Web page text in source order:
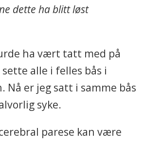
dette ha blitt løst
ha vært tatt med på
alle i felles bås i
Nå er jeg satt i samme bås
syke.
parese kan være